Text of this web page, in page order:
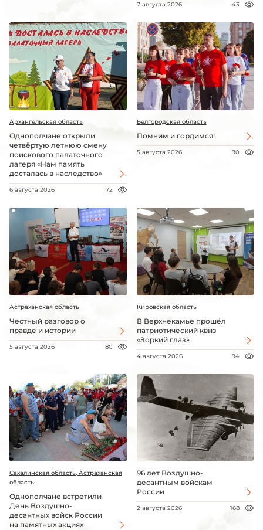
7 августа 2026 43
Архангельская область
Однополчане открыли
четвёртую летнюю смену
поискового палаточного
лагеря «Нам память
досталась в наследство»
6 августа 2026 72
Белгородская область
Помним и гордимся!
5 августа 2026 90
Астраханская область
Честный разговор о
правде и истории
5 августа 2026 80
Кировская область
В Верхнекамье прошёл
патриотический квиз
«Зоркий глаз»
4 августа 2026 94
Сахалинская область, Астраханская
область
Однополчане встретили
День Воздушно-
десантных войск России
на памятных акциях
96 лет Воздушно-
десантным войскам
России
2 августа 2026 168